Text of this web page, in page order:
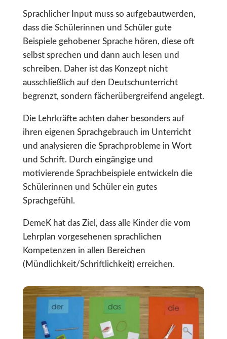
Sprachlicher Input muss so aufgebautwerden,
dass die Schülerinnen und Schüler gute
Beispiele gehobener Sprache hören, diese oft
selbst sprechen und dann auch lesen und
schreiben. Daher ist das Konzept nicht
ausschließlich auf den Deutschunterricht
begrenzt, sondern fächerübergreifend angelegt.
Die Lehrkräfte achten daher besonders auf
ihren eigenen Sprachgebrauch im Unterricht
und analysieren die Sprachprobleme in Wort
und Schrift. Durch eingängige und
motivierende Sprachbeispiele entwickeln die
Schülerinnen und Schüler ein gutes
Sprachgefühl.
DemeK hat das Ziel, dass alle Kinder die vom
Lehrplan vorgesehenen sprachlichen
Kompetenzen in allen Bereichen
(Mündlichkeit/Schriftlichkeit) erreichen.